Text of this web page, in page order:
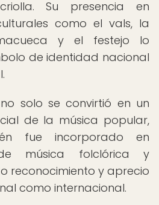
Su presencia en
como el vals, la
y el festejo lo
de identidad nacional
solo se convirtió en un
de la música popular,
fue incorporado en
de música folclórica y
reconocimiento y aprecio
como internacional.